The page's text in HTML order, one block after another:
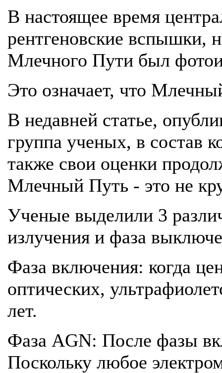
В настоящее время
рентгеновские вспышки,
Млечного Пути был
Это означает, что
В недавней статье,
группа ученых, в состав
также свои оценки
Млечный Путь - это не
Ученые выделили 3
излучения и фаза
Фаза включения: когда
оптических,
лет.
Фаза AGN: После фазы
Поскольку любое